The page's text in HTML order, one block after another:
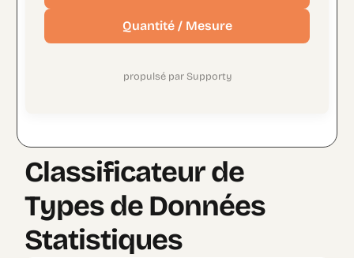
Quantité / Mesure
propulsé par Supporty
Classificateur de
Types de Données
Statistiques